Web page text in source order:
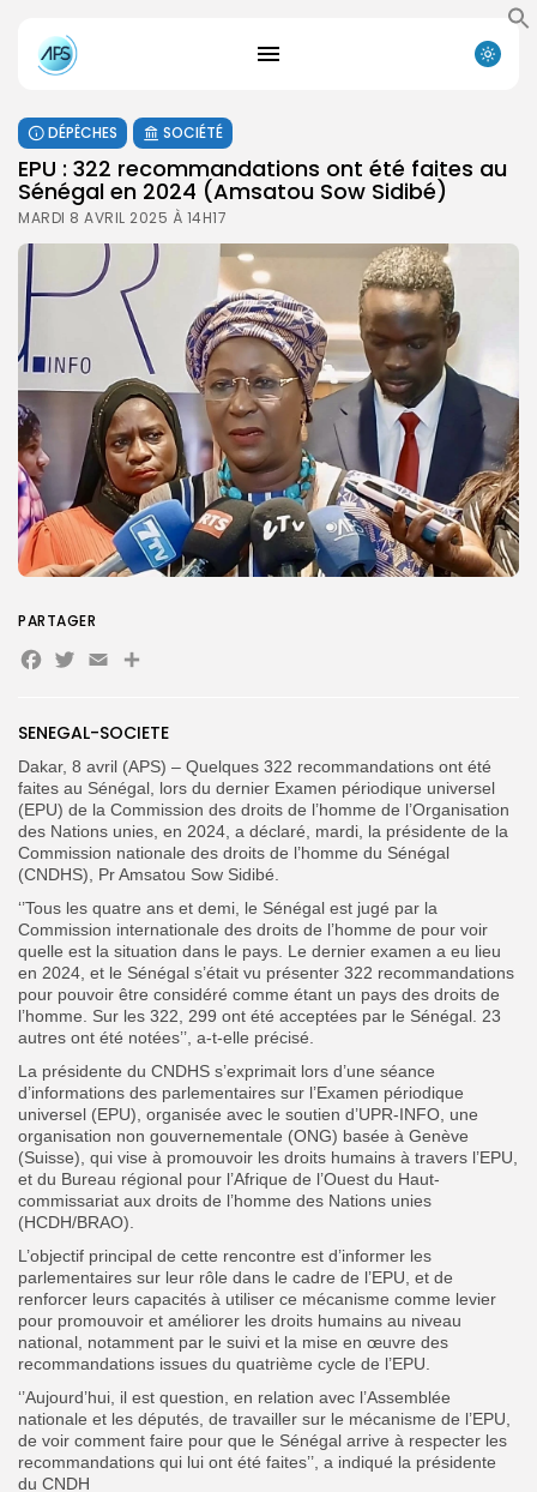
Search
DÉPÊCHES SOCIÉTÉ
EPU : 322 recommandations ont été faites au
Sénégal en 2024 (Amsatou Sow Sidibé)
MARDI 8 AVRIL 2025 À 14H17
SENEGAL-SOCIETE
Dakar, 8 avril (APS) – Quelques 322 recommandations ont été
faites au Sénégal, lors du dernier Examen périodique universel
(EPU) de la Commission des droits de l’homme de l’Organisation
des Nations unies, en 2024, a déclaré, mardi, la présidente de la
Commission nationale des droits de l’homme du Sénégal
(CNDHS), Pr Amsatou Sow Sidibé.
‘’Tous les quatre ans et demi, le Sénégal est jugé par la
Commission internationale des droits de l’homme de pour voir
quelle est la situation dans le pays. Le dernier examen a eu lieu
en 2024, et le Sénégal s’était vu présenter 322 recommandations
pour pouvoir être considéré comme étant un pays des droits de
l’homme. Sur les 322, 299 ont été acceptées par le Sénégal. 23
autres ont été notées’’, a-t-elle précisé.
La présidente du CNDHS s’exprimait lors d’une séance
d’informations des parlementaires sur l’Examen périodique
universel (EPU), organisée avec le soutien d’UPR-INFO, une
organisation non gouvernementale (ONG) basée à Genève
(Suisse), qui vise à promouvoir les droits humains à travers l’EPU,
et du Bureau régional pour l’Afrique de l’Ouest du Haut-
commissariat aux droits de l’homme des Nations unies
(HCDH/BRAO).
L’objectif principal de cette rencontre est d’informer les
parlementaires sur leur rôle dans le cadre de l’EPU, et de
renforcer leurs capacités à utiliser ce mécanisme comme levier
pour promouvoir et améliorer les droits humains au niveau
national, notamment par le suivi et la mise en œuvre des
recommandations issues du quatrième cycle de l’EPU.
‘’Aujourd’hui, il est question, en relation avec l’Assemblée
nationale et les députés, de travailler sur le mécanisme de l’EPU,
de voir comment faire pour que le Sénégal arrive à respecter les
recommandations qui lui ont été faites’’, a indiqué la présidente
du CNDH
PARTAGER
Facebook
Twitter
EmailPartager